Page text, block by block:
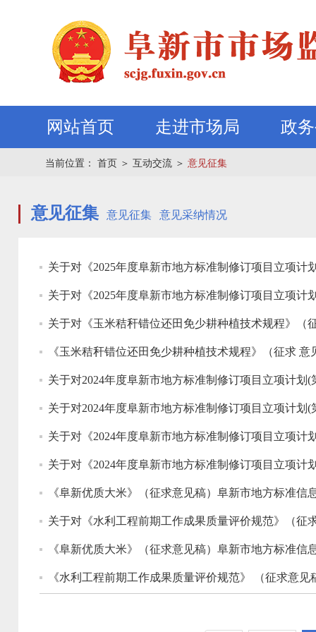
网站首页 走进市场局 政
当前位置： 首页 ＞ 互动交流 ＞ 意见征集
意见征集 意见征集 意见采纳情况
关于对《2025年度阜新市地方标准制修订项目立项计
关于对《2025年度阜新市地方标准制修订项目立项计
关于对《玉米秸秆错位还田免少耕种植技术规程》（
《玉米秸秆错位还田免少耕种植技术规程》（征求
关于对2024年度阜新市地方标准制修订项目立项计划
关于对2024年度阜新市地方标准制修订项目立项计划
关于对《2024年度阜新市地方标准制修订项目立项
关于对《2024年度阜新市地方标准制修订项目立项计
《阜新优质大米》（征求意见稿）阜新市地方标准信
关于对《水利工程前期工作成果质量评价规范》（征
《阜新优质大米》（征求意见稿）阜新市地方标准信
《水利工程前期工作成果质量评价规范》 （征求意